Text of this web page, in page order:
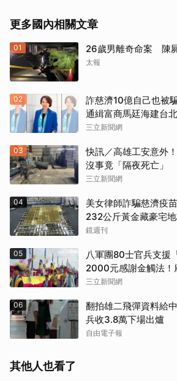
更多國內相關文章
01 26歲男離奇命案 陳
太報
02
詐慈濟10億自己也被
通緝富商馬廷海建台
三立新聞網
03
快訊／高雄工安意外
沒事竟「隔夜死亡」
三立新聞網
04
美女律師詐騙慈濟疫
232公斤黃金藏豪宅
鏡週刊
05
八軍團80士官兵支援
2000元感謝金觸法！
三立新聞網
06
翻拍雄二飛彈資料給
兵收3.8萬下場出爐
自由電子報
其他人也看了